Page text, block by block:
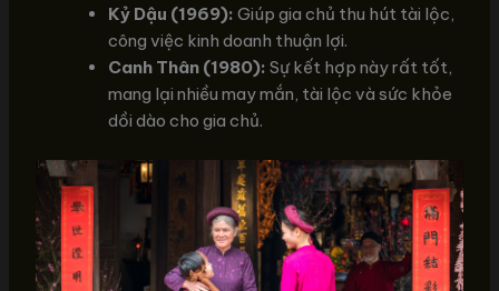
Kỷ Dậu (1969): Giúp gia chủ thu hút tài lộc,
công việc kinh doanh thuận lợi.
Canh Thân (1980): Sự kết hợp này rất tốt,
mang lại nhiều may mắn, tài lộc và sức khỏe
dồi dào cho gia chủ.